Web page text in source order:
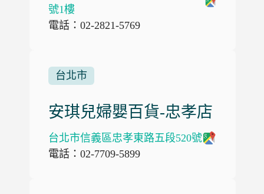
號1樓
電話：02-2821-5769
台北市
安琪兒婦嬰百貨-忠孝店
台北市信義區忠孝東路五段520號
電話：02-7709-5899